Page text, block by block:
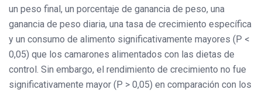
un peso final, un porcentaje de ganancia de peso, una
ganancia de peso diaria, una tasa de crecimiento específica
y un consumo de alimento significativamente mayores (P <
0,05) que los camarones alimentados con las dietas de
control. Sin embargo, el rendimiento de crecimiento no fue
significativamente mayor (P > 0,05) en comparación con los